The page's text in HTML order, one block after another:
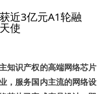
近3亿元A1轮融
使
知识产权的高端网络芯片
，服务国内主流的网络设